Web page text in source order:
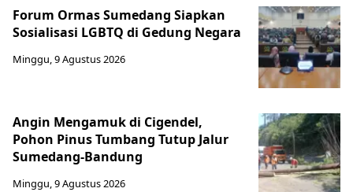
Forum Ormas Sumedang Siapkan
Sosialisasi LGBTQ di Gedung Negara
Minggu, 9 Agustus 2026
Angin Mengamuk di Cigendel,
Pohon Pinus Tumbang Tutup Jalur
Sumedang-Bandung
Minggu, 9 Agustus 2026